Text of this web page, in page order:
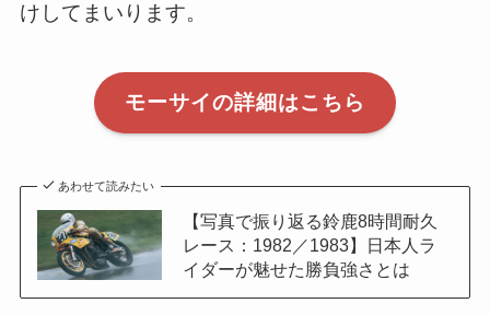
けしてまいります。
モーサイの詳細はこちら
あわせて読みたい
【写真で振り返る鈴鹿8時間耐久
レース：1982／1983】日本人ラ
イダーが魅せた勝負強さとは